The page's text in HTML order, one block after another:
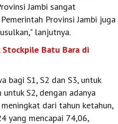
Jambi sangat
Provinsi Jambi juga
lanjutnya.
Stockpile Batu Bara di
bagi S1, S2 dan S3, untuk
S2, dengan adanya
dari tahun ketahun,
yang mencapai 74,06,